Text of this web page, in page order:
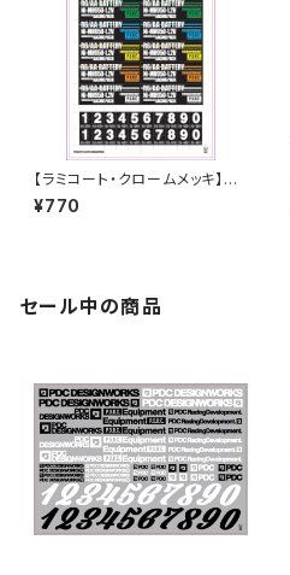
【ラミコート・クロームメッキ】PD
C_STICKER SHEET [2024]R
6/AAバッテリーステッカー
¥770
セール中の商品